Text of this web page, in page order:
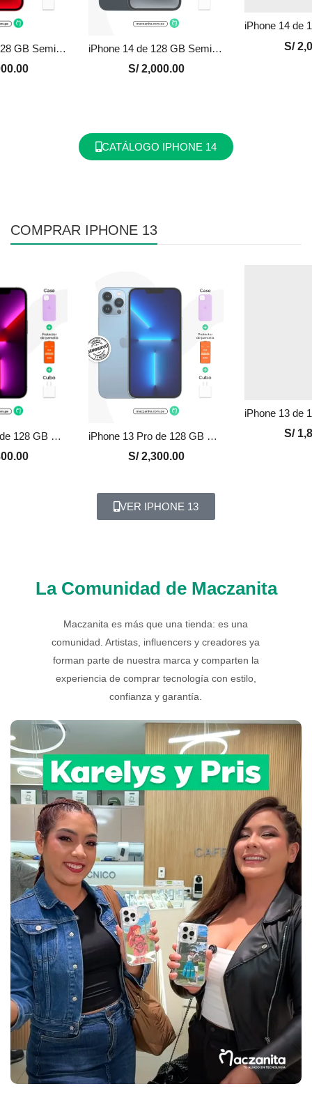
iPhone 14 de 128 GB Seminuevo en Perú | Rojo, Precio y Garantía
iPhone 14 de 128 GB Seminuevo en Perú | Negro, Precio y Garantía
S/2,000.00
S/
CATÁLOGO IPHONE 14
COMPRAR IPHONE 13
iPhone 13 Pro de 128 GB Seminuevo en Perú | Grafito, Precio y Garantía
iPhone 13 Pro de 128 GB Seminuevo en Perú | Azul, Precio y Garantía
S/2,300.00
S/
VER IPHONE 13
La Comunidad de Maczanita
Maczanita es más que una tienda: es una
comunidad. Artistas, influencers y creadores ya
forman parte de nuestra marca y comparten la
experiencia de comprar tecnología con estilo,
confianza y garantía.